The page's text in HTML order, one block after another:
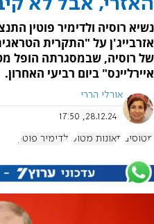
האזרי, אבל לא
נשיא רוסיה ולדימיר פוטין
אזרבייג'ן על "התקרית
של רוסיה, שבמסגרתה הופל
איירליינס" ביום רביעי האחרון.
אורלי הררי
28.12.24, 17:50
מטוסים תאונות מטוס ולדימיר פוטין